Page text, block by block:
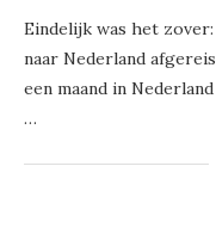
Eindelijk was het
naar Nederland
een maand in
…